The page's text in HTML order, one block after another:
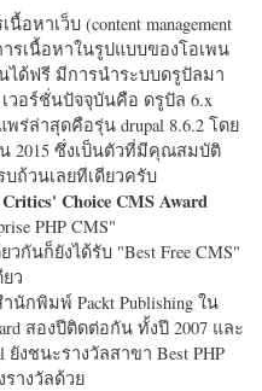
หาเว็บ (content management
ารเนื้อหาในรูปแบบของโอเพน
ได้ฟรี มีการนำระบบดรูปัลมา
วอร์ชั่นปัจจุบันคือ ดรูปัล 6.x
ร่ล่าสุดคือรุ่น drupal 8.6.2 โดย
2015 ซึ่งเป็นตัวที่มีคุณสมบัติ
บถ้วนเลยทีเดียวครับ
Critics' Choice CMS Award
PHP CMS"
วกันก็ยังได้รับ "Best Free CMS"
ว
นักพิมพ์ Packt Publishing ใน
สองปีติดต่อกัน ทั้งปี 2007 และ
งชนะรางวัลสาขา Best PHP
รางวัลด้วย